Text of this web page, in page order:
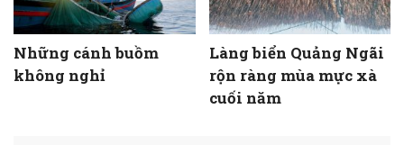
Những cánh buồm
không nghỉ
Làng biển Quảng Ngãi
rộn ràng mùa mực xà
cuối năm